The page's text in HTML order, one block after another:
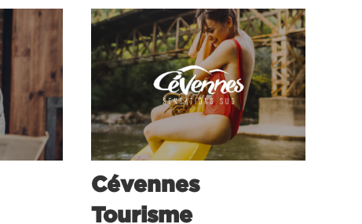
Cévennes
Tourisme